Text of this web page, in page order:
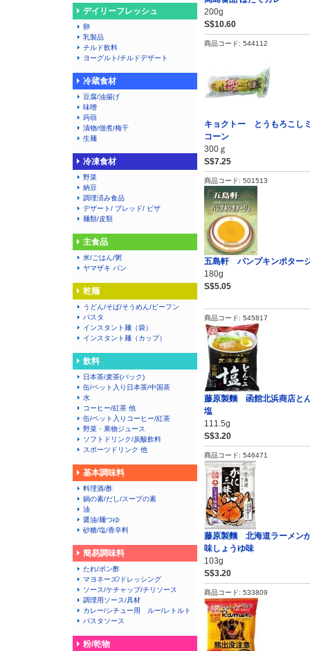
デイリーフレッシュ
卵
乳製品
チルド飲料
ヨーグルト/チルドデザート
冷蔵食材
豆腐/油揚げ
味噌
蒟蒻
漬物/佃煮/梅干
生麺
冷凍食材
野菜
納豆
調理済み食品
デザート/ ブレッド/ ピザ
麺類/皮類
主食品
米/ごはん/粥
ヤマザキ パン
乾麺
うどん/そば/そうめん/ビーフン
パスタ
インスタント麺（袋）
インスタント麺（カップ）
飲料
日本茶/麦茶(パック)
缶/ペット入り日本茶/中国茶
水
コーヒー/紅茶 他
缶/ペット入りコーヒー/紅茶
野菜・果物ジュース
ソフトドリンク/炭酸飲料
スポーツドリンク 他
基本調味料
料理酒/酢
鍋の素/だし/スープの素
油
醤油/麺つゆ
砂糖/塩/香辛料
簡易調味料
たれ/ポン酢
マヨネーズ/ドレッシング
ソース/ケチャップ/チリソース
調理用ソース/具材
カレー/シチュー用 ルー/レトルト
パスタソース
粉/乾物
200g
S$10.60
商品コード: 544112
キョクトー とうもろこし
コーン
300ｇ
S$7.25
商品コード: 501513
五島軒 パンプキンポター
180g
S$5.05
商品コード: 545817
藤原製麵 函館北浜商店と
塩
111.5g
S$3.20
商品コード: 546471
藤原製麵 北海道ラーメン
味しょうゆ味
103g
S$3.20
商品コード: 533809